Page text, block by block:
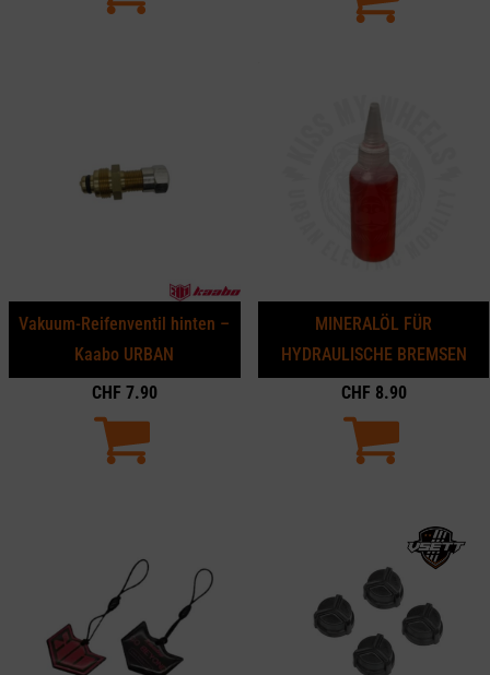
Vakuum-Reifenventil hinten –
Kaabo URBAN
CHF 7.90
MINERALÖL FÜR
HYDRAULISCHE BREMSEN
CHF 8.90